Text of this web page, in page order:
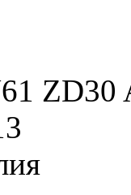
ZD30